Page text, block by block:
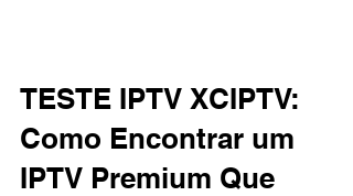
TESTE IPTV XCIPTV:
Como Encontrar um
IPTV Premium Que